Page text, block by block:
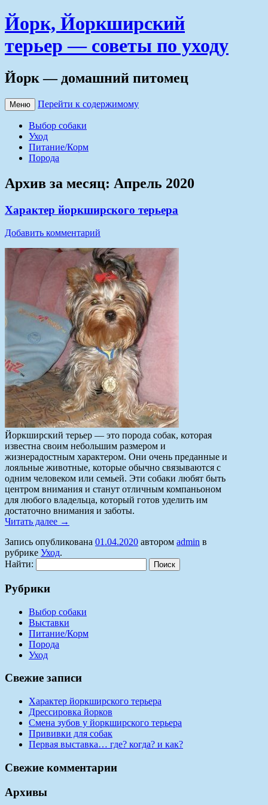
Йорк, Йоркширский
терьер — советы по уходу
Йорк — домашний питомец
Меню Перейти к содержимому
Выбор собаки
Уход
Питание/Корм
Порода
Архив за месяц: Апрель 2020
Характер йоркширского терьера
Добавить комментарий
Йоркширский терьер — это порода собак, которая
известна своим небольшим размером и
жизнерадостным характером. Они очень преданные и
лояльные животные, которые обычно связываются с
одним человеком или семьей. Эти собаки любят быть
центром внимания и станут отличным компаньоном
для любого владельца, который готов уделить им
достаточно внимания и заботы.
Читать далее →
Запись опубликована 01.04.2020 автором admin в
рубрике Уход.
Найти:
Рубрики
Выбор собаки
Выставки
Питание/Корм
Порода
Уход
Свежие записи
Характер йоркширского терьера
Дрессировка йорков
Смена зубов у йоркширского терьера
Прививки для собак
Первая выставка… где? когда? и как?
Свежие комментарии
Архивы